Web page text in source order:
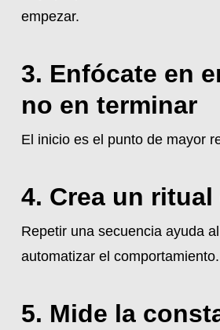
empezar.
3. Enfócate en
no en terminar
El inicio es el punto de mayor
4. Crea un
Repetir una secuencia ayuda
automatizar el comportamiento.
5. Mide la